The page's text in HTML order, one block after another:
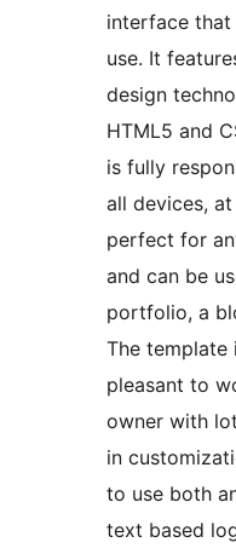
interface that
use. It
design
HTML5 and
is fully
all devices,
perfect for
and can be
portfolio, a
The template
pleasant to
owner with
in
to use both
text based